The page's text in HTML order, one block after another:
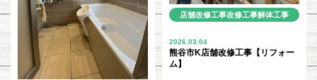
店舗改修工事改修工事解体工事
2026.03.04
熊谷市K店舗改修工事【リフォー
ム】